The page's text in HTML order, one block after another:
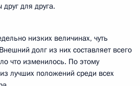
для друга.
низких величинах, чуть
долг из них составляет всего
что изменилось. По этому
лучших положений среди всех